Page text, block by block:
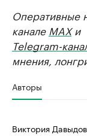
Оперативные
канале MAXи
Telegram-
мнения,
Авторы
Виктория